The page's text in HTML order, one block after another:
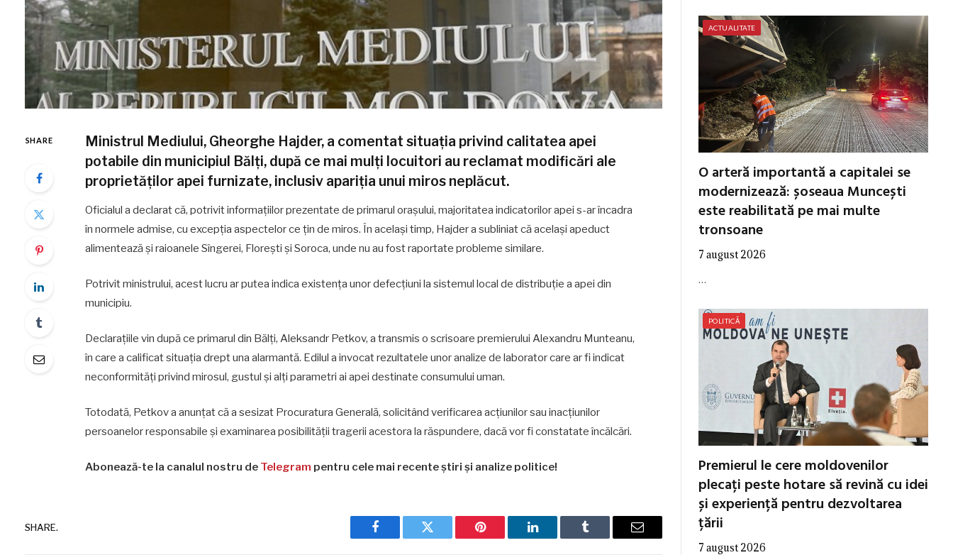
SHARE
Ministrul Mediului, Gheorghe Hajder, a comentat situația privind calitatea apei
potabile din municipiul Bălți, după ce mai mulți locuitori au reclamat modificări ale
proprietăților apei furnizate, inclusiv apariția unui miros neplăcut.
Oficialul a declarat că, potrivit informațiilor prezentate de primarul orașului, majoritatea indicatorilor apei s-ar încadra
în normele admise, cu excepția aspectelor ce țin de miros. În același timp, Hajder a subliniat că același apeduct
alimentează și raioanele Sîngerei, Florești și Soroca, unde nu au fost raportate probleme similare.
Potrivit ministrului, acest lucru ar putea indica existența unor defecțiuni la sistemul local de distribuție a apei din
municipiu.
Declarațiile vin după ce primarul din Bălți, Aleksandr Petkov, a transmis o scrisoare premierului Alexandru Munteanu,
în care a calificat situația drept una alarmantă. Edilul a invocat rezultatele unor analize de laborator care ar fi indicat
neconformități privind mirosul, gustul și alți parametri ai apei destinate consumului uman.
Totodată, Petkov a anunțat că a sesizat Procuratura Generală, solicitând verificarea acțiunilor sau inacțiunilor
persoanelor responsabile și examinarea posibilității tragerii acestora la răspundere, dacă vor fi constatate încălcări.
Abonează-te la canalul nostru de Telegram pentru cele mai recente știri și analize politice!
SHARE.
Facebook Twitter Pinterest LinkedIn Tumblr Email
ACTUALITATE
O arteră importantă a capitalei se
modernizează: șoseaua Muncești
este reabilitată pe mai multe
tronsoane
7 august 2026
…
POLITICĂ
Premierul le cere moldovenilor
plecați peste hotare să revină cu idei
și experiență pentru dezvoltarea
țării
7 august 2026